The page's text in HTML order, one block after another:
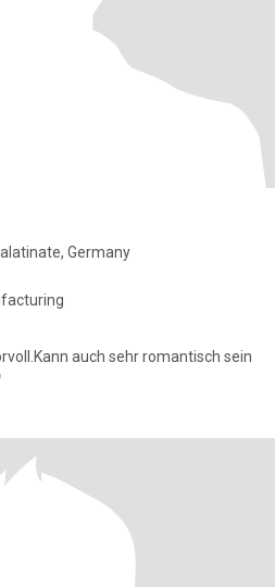
Germany
auch sehr romantisch sein